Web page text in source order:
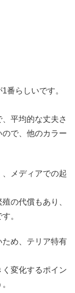
番らしいです。
平均的な丈夫さ
で、他のカラー
、メディアでの起
の代償もあり、
。
ため、テリア特有
変化するポイン